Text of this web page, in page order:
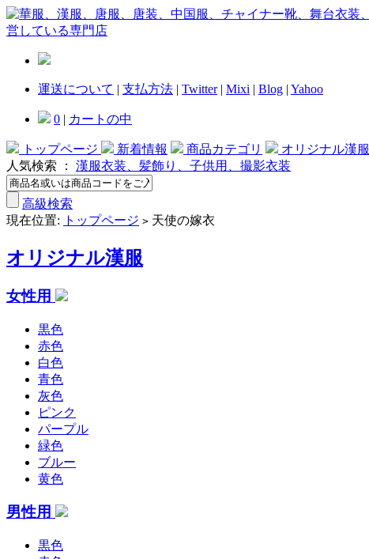
運送について | 支払方法 | Twitter| Mixi | Blog | Yahoo
0 | カートの中
トップページ 新着情報 商品カテゴリ オリジナル漢服
人気検索 ： 漢服衣装、髪飾り、子供用、撮影衣装
高級検索
現在位置:
トップページ > 天使の嫁衣
オリジナル漢服
女性用
黒色
赤色
白色
青色
灰色
ピンク
パープル
緑色
ブルー
黄色
男性用
黒色